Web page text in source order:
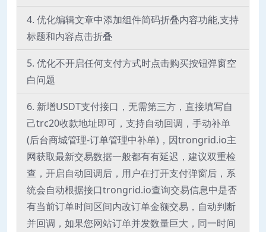
4. 优化编辑文章中添加组件简码折叠内容功能,支持
标题和内容点击折叠
5. 优化不开启任何支付方式时点击购买按钮弹窗空
白问题
6. 新增USDT支付接口，无需第三方，直接填写自
己trc20收款地址即可，支持自动回调，手动补单
(后台商城管理-订单管理中补单)，因trongrid.io主
网获取最新交易数据一般都有有延迟，建议双重检
查，开启自动回调后，用户在打开支付弹窗后，系
统会自动根据接口trongrid.io查询交易信息中是否
有当前订单时间区间内改订单金额交易，自动判断
并回调，如果您网站订单并发数量巨大，同一时间